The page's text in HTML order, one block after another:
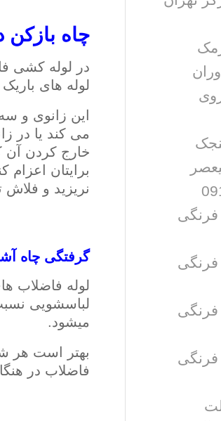
چاه بازکن
لوله های
این زانوی و
می کند یا در
خارج کردن آن
برایتان
نریزید و فلاش
گرفتگی چاه
لوله فاضلاب
لباسشویی
میشود.
بهتر است هر
فاضلاب در
فرنگی
فرنگی
فرنگی
فرنگی